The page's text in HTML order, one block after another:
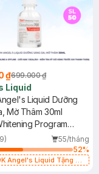
₫699.000 ₫
Liquid
Liquid Dưỡng
Mờ Thâm 30ml
Program
700 V Ampoule55/tháng
52%
Angel's Liquid Tặng 01